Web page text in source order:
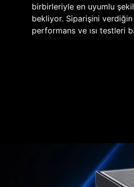
birbirleriyle en uyumlu
bekliyor. Siparişini
performans ve ısı testleri